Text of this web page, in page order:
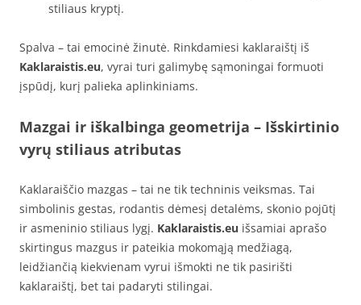
stiliaus kryptį.
Spalva – tai emocinė žinutė. Rinkdamiesi kaklaraištį iš
Kaklaraistis.eu, vyrai turi galimybę sąmoningai formuoti
įspūdį, kurį palieka aplinkiniams.
Mazgai ir iškalbinga geometrija – Išskirtinio
vyrų stiliaus atributas
Kaklaraiščio mazgas – tai ne tik techninis veiksmas. Tai
simbolinis gestas, rodantis dėmesį detalėms, skonio pojūtį
ir asmeninio stiliaus lygį. Kaklaraistis.eu išsamiai aprašo
skirtingus mazgus ir pateikia mokomąją medžiagą,
leidžiančią kiekvienam vyrui išmokti ne tik pasirišti
kaklaraištį, bet tai padaryti stilingai.